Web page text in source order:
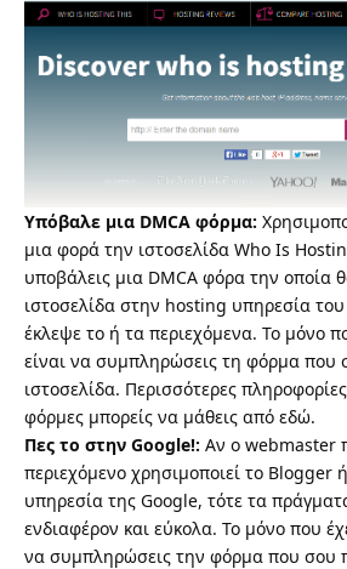
Υπόβαλε μια DMCA φόρμα:
μια φορά την ιστοσελίδα Who Is
υποβάλεις μια DMCA φόρα την οποία
ιστοσελίδα στην hosting υπηρεσία
έκλεψε το ή τα περιεχόμενα. Το μόνο
είναι να συμπληρώσεις τη φόρμα που
ιστοσελίδα. Περισσότερες
φόρμες μπορείς να μάθεις από εδώ.
Πες το στην Google!: Αν ο webmaster
περιεχόμενο χρησιμοποιεί το Blogger
υπηρεσία της Google, τότε τα
ενδιαφέρον και εύκολα. Το μόνο που
να συμπληρώσεις την φόρμα που σου